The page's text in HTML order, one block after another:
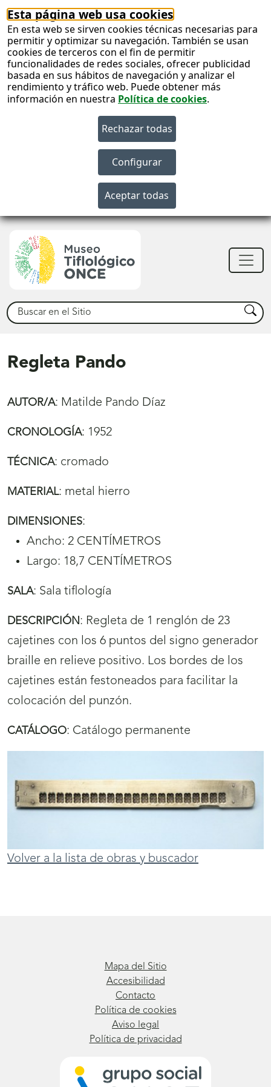
Esta página web usa cookies
En esta web se sirven cookies técnicas necesarias para
permitir y optimizar su navegación. También se usan
cookies de terceros con el fin de permitir
funcionalidades de redes sociales, ofrecer publicidad
basada en sus hábitos de navegación y analizar el
rendimiento y tráfico web. Puede obtener más
información en nuestra Política de cookies.
Buscar Buscar
Regleta Pando
AUTOR/A: Matilde Pando Díaz
CRONOLOGÍA: 1952
TÉCNICA: cromado
MATERIAL: metal hierro
DIMENSIONES:
Ancho: 2 CENTÍMETROS
Largo: 18,7 CENTÍMETROS
SALA: Sala tiflología
DESCRIPCIÓN: Regleta de 1 renglón de 23
cajetines con los 6 puntos del signo generador
braille en relieve positivo. Los bordes de los
cajetines están festoneados para facilitar la
colocación del punzón.
CATÁLOGO: Catálogo permanente
Volver a la lista de obras y buscador
Mapa del Sitio
Accesibilidad
Contacto
Política de cookies
Aviso legal
Política de privacidad